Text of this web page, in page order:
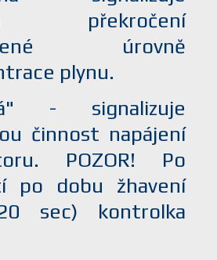
překročení
úrovně
plynu.
- signalizuje
činnost napájení
POZOR! Po
po dobu žhavení
sec) kontrolka